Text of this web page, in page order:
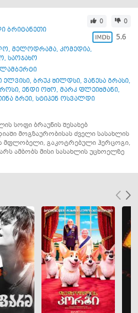
ბრიტანეთი
0 0
5.6
, მელოდრამა, კომედია,
, საოჯახო
ელვისი, ბრუკ შილდსი, ვანესა გრასი,
, ენდი ოშო, მარკ ფლეიშმანი,
გრეი, სტიპენ ოსვალდი
სოფი ბრაუნის შესახებ
მოგზაურობისას ძველი სასახლის
მფლობელი, გაკოტრებული ჰერცოგი,
ამბობს მისი სასახლის უცხოელზე